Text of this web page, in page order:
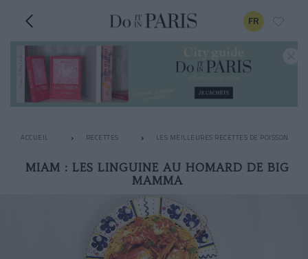
FR
ACCUEIL RECETTES LES MEILLEURES RECETTES DE POISSON
MIAM : LES LINGUINE AU HOMARD DE BIG
MAMMA